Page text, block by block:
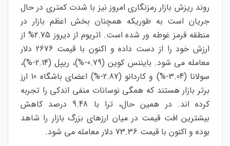
روند ریزش بازار رمزنگاری امروز نیز با شدت کمتری در حال
جریان است به طوریکه همچنان بخش اعظم بازار در
منطقه قرمز غوطه ور شده است. اتریوم از دیروز 2.75% از
ارزش خود را از دست داده و اکنون با قیمت 2676 دلار
معامله می شود. بایننس کوین (0.79-%)، ریپل (2.14-%)،
سولانا (3.04-%) و کاردانو (2.87-%) اعضای باشگاه 10 ارز
برتر بازار هستند که همگی نوسانات منفی اندکی را تجربه
کرده اند. در همین حال، ترا با 9.48 درصد کاهش
بیشترین افت قیمت در میان ارزهای بزرگ بازار را شاهد
بوده و اکنون با قیمت 73.36 دلار معامله می شود.